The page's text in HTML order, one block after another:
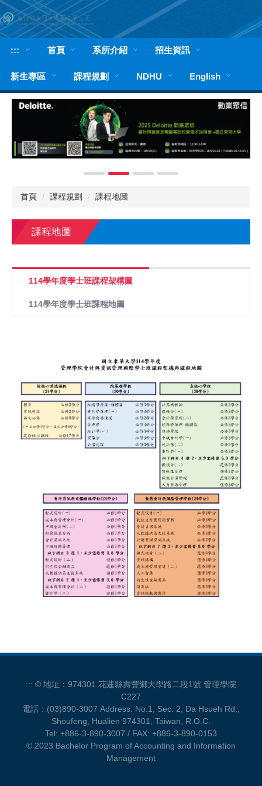
跳
到
主
容
區
::: 首頁 系所介紹 招生資訊
新生專區 課程規劃 NDHU English
首頁 課程規劃 課程地圖
課程地圖
114學年度學士班課程架構圖
114學年度學士班課程地圖
::: © 地址：974301 花蓮縣壽豐鄉大學路二段1號 管理學院
C227
電話：(03)890-3007 Address: No.1, Sec. 2, Da Hsueh Rd.,
Shoufeng, Hualien 974301, Taiwan, R.O.C.
Tel: +886-3-890-3007 / FAX: +886-3-890-0153
© 2023 Bachelor Program of Accounting and Information
Management